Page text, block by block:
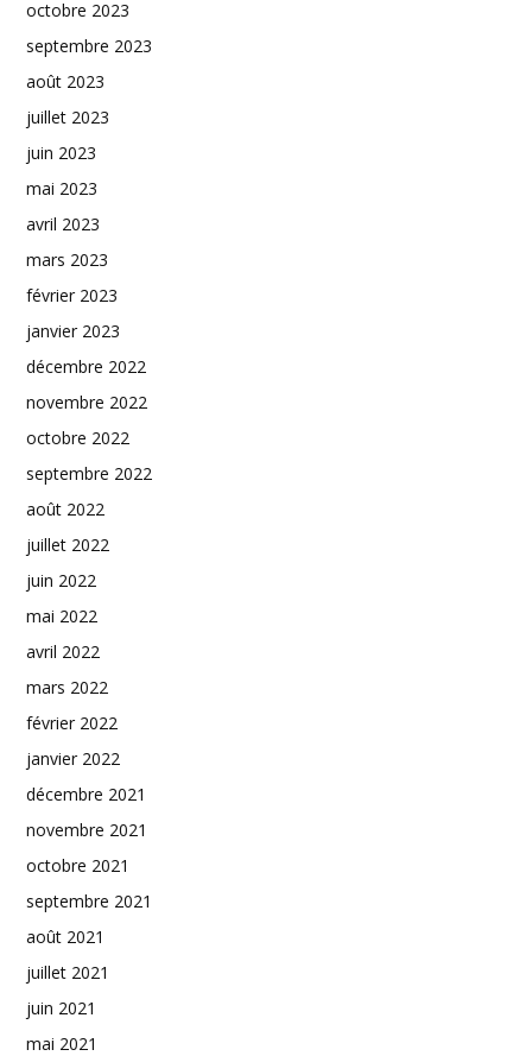
octobre 2023
septembre 2023
août 2023
juillet 2023
juin 2023
mai 2023
avril 2023
mars 2023
février 2023
janvier 2023
décembre 2022
novembre 2022
octobre 2022
septembre 2022
août 2022
juillet 2022
juin 2022
mai 2022
avril 2022
mars 2022
février 2022
janvier 2022
décembre 2021
novembre 2021
octobre 2021
septembre 2021
août 2021
juillet 2021
juin 2021
mai 2021